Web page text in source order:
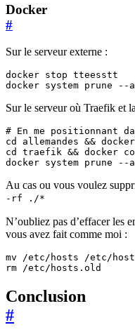
Docker
#
Sur le serveur externe :
docker system prune
Sur le serveur où Traefik et
# En me positionnant
cd
allemandes &&
cd
traefik && docker
docker system prune --
Au cas ou vous voulez
-rf ./*
N’oubliez pas d’effacer les
vous avez fait comme moi :
mv /etc/hosts /etc/
rm /etc/hosts.old
Conclusion
#